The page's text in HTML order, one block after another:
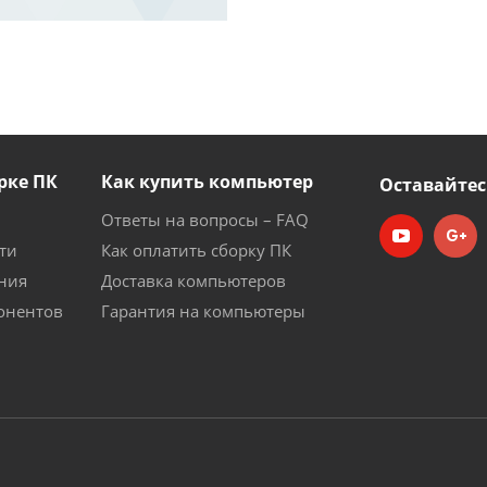
ПК Как купить компьютер
Ответы на вопросы – FAQ
Как оплатить сборку ПК
Доставка компьютеров
Гарантия на компьютеры